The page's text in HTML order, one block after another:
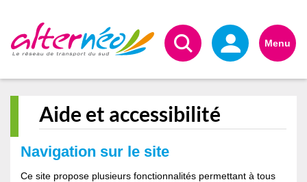
Menu
Aide et accessibilité
Navigation sur le site
Ce site propose plusieurs fonctionnalités permettant à tous